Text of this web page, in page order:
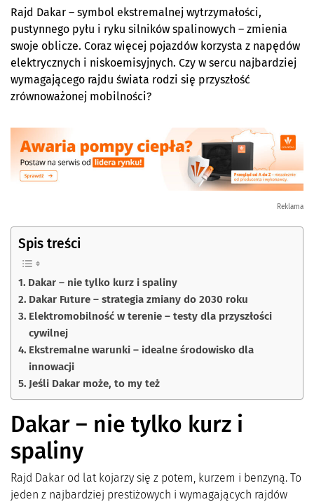
Rajd Dakar – symbol ekstremalnej wytrzymałości,
pustynnego pyłu i ryku silników spalinowych – zmienia
swoje oblicze. Coraz więcej pojazdów korzysta z napędów
elektrycznych i niskoemisyjnych. Czy w sercu najbardziej
wymagającego rajdu świata rodzi się przyszłość
zrównoważonej mobilności?
Reklama
Spis treści
Dakar – nie tylko kurz i spaliny
Dakar Future – strategia zmiany do 2030 roku
Elektromobilność w terenie – testy dla przyszłości
cywilnej
Ekstremalne warunki – idealne środowisko dla
innowacji
Jeśli Dakar może, to my też
Dakar – nie tylko kurz i
spaliny
Rajd Dakar od lat kojarzy się z potem, kurzem i benzyną. To
jeden z najbardziej prestiżowych i wymagających rajdów